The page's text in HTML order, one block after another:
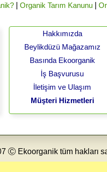
| Organik Tarım Kanunu|
Hakkımızda
Beylikdüzü Mağazamız
Basında Ekoorganik
İş Başvurusu
İletişim ve Ulaşım
Müşteri Hizmetleri
Ⓒ Ekoorganik tüm hakları